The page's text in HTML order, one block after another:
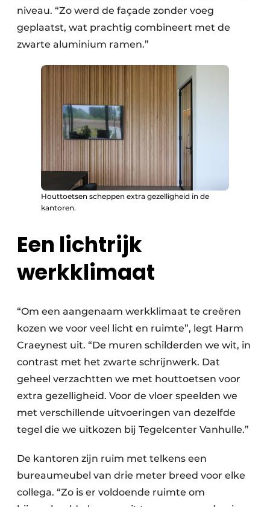
niveau. “Zo werd de façade zonder voeg
geplaatst, wat prachtig combineert met de
zwarte aluminium ramen.”
Houttoetsen scheppen extra gezelligheid in de
kantoren.
Een lichtrijk
werkklimaat
“Om een aangenaam werkklimaat te creëren
kozen we voor veel licht en ruimte”, legt Harm
Craeynest uit. “De muren schilderden we wit, in
contrast met het zwarte schrijnwerk. Dat
geheel verzachtten we met houttoetsen voor
extra gezelligheid. Voor de vloer speelden we
met verschillende uitvoeringen van dezelfde
tegel die we uitkozen bij Tegelcenter Vanhulle.”
De kantoren zijn ruim met telkens een
bureaumeubel van drie meter breed voor elke
collega. “Zo is er voldoende ruimte om